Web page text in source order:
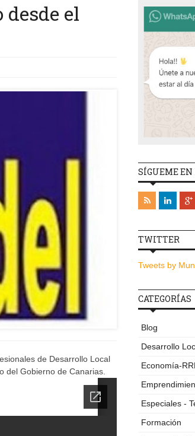
el
de Desarrollo Local
del Gobierno de Canarias.
SÍGUEME EN
TWITTER
Tweets by
CATEGORÍAS
Blog
Desarrollo
Economía-
Especiales -
Formación